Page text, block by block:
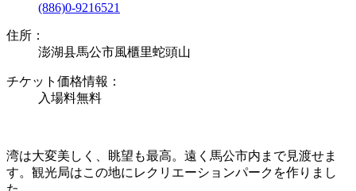
(886)0-9216521
住所：
澎湖县馬公市風櫃里蛇頭山
チケット価格情報：
入場料無料
湾は大変美しく、眺望も最高。遠く馬公市内まで見渡せま
す。観光局はこの地にレクリエーションパークを作りまし